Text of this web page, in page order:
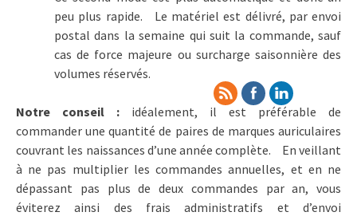
peu plus rapide. Le matériel est délivré, par envoi
postal dans la semaine qui suit la commande, sauf
cas de force majeure ou surcharge saisonnière des
volumes réservés.
Notre conseil : idéalement, il est préférable de
commander une quantité de paires de marques auriculaires
couvrant les naissances d’une année complète. En veillant
à ne pas multiplier les commandes annuelles, et en ne
dépassant pas plus de deux commandes par an, vous
éviterez ainsi des frais administratifs et d’envoi